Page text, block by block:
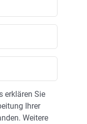
erklären Sie
Ihrer
Weitere